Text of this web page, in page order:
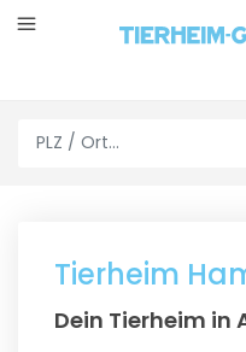
Tierheim
Dein Tierheim